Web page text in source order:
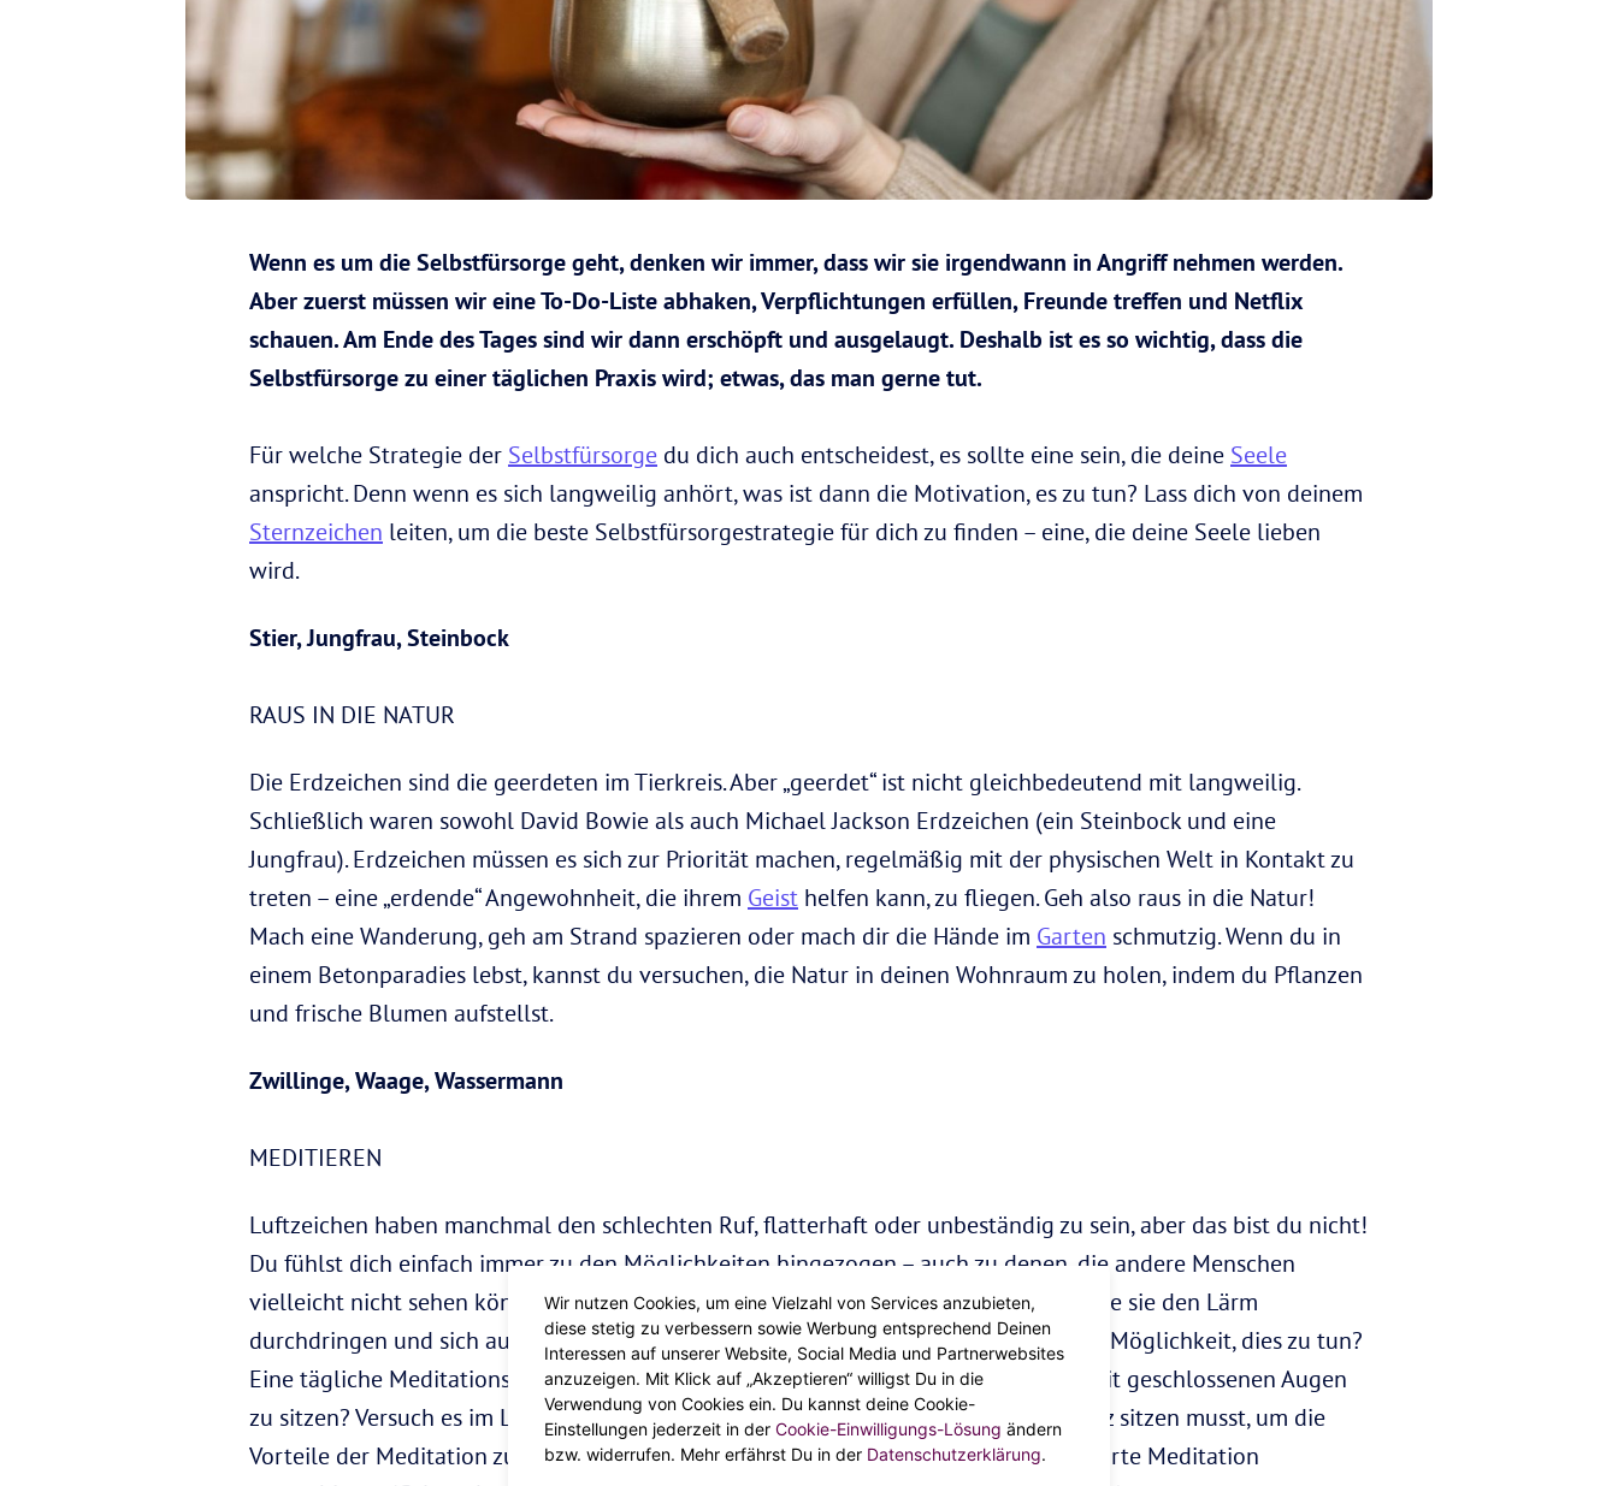
Wenn es um die Selbstfürsorge geht, denken wir immer, dass wir sie irgendwann in Angriff nehmen werden.
Aber zuerst müssen wir eine To-Do-Liste abhaken, Verpflichtungen erfüllen, Freunde treffen und Netflix
schauen. Am Ende des Tages sind wir dann erschöpft und ausgelaugt. Deshalb ist es so wichtig, dass die
Selbstfürsorge zu einer täglichen Praxis wird; etwas, das man gerne tut.
Für welche Strategie der Selbstfürsorge du dich auch entscheidest, es sollte eine sein, die deine Seele
anspricht. Denn wenn es sich langweilig anhört, was ist dann die Motivation, es zu tun? Lass dich von deinem
Sternzeichen leiten, um die beste Selbstfürsorgestrategie für dich zu finden – eine, die deine Seele lieben
wird.
Stier, Jungfrau, Steinbock
RAUS IN DIE NATUR
Die Erdzeichen sind die geerdeten im Tierkreis. Aber „geerdet“ ist nicht gleichbedeutend mit langweilig.
Schließlich waren sowohl David Bowie als auch Michael Jackson Erdzeichen (ein Steinbock und eine
Jungfrau). Erdzeichen müssen es sich zur Priorität machen, regelmäßig mit der physischen Welt in Kontakt zu
treten – eine „erdende“ Angewohnheit, die ihrem Geist helfen kann, zu fliegen. Geh also raus in die Natur!
Mach eine Wanderung, geh am Strand spazieren oder mach dir die Hände im Garten schmutzig. Wenn du in
einem Betonparadies lebst, kannst du versuchen, die Natur in deinen Wohnraum zu holen, indem du Pflanzen
und frische Blumen aufstellst.
Zwillinge, Waage, Wassermann
MEDITIEREN
Luftzeichen haben manchmal den schlechten Ruf, flatterhaft oder unbeständig zu sein, aber das bist du nicht!
Du fühlst dich einfach immer zu den Möglichkeiten hingezogen – auch zu denen, die andere Menschen
vielleicht nicht sehen können. Deshalb ist es für Luftzeichen so wichtig, zu lernen, wie sie den Lärm
durchdringen und sich auf ihre eigenen wahren Gedanken einstimmen können. Eine Möglichkeit, dies zu tun?
Eine tägliche Meditationspraxis. Fühlst du dich nicht wohl dabei, im Schneidersitz mit geschlossenen Augen
zu sitzen? Versuch es im Liegen – es gibt keine Regel, die besagt, dass du im Lotussitz sitzen musst, um die
Vorteile der Meditation zu genießen. Um sich zu konzentrieren, kannst du eine geführte Meditation
Wir nutzen Cookies, um eine Vielzahl von Services anzubieten,
diese stetig zu verbessern sowie Werbung entsprechend Deinen
Interessen auf unserer Website, Social Media und Partnerwebsites
anzuzeigen. Mit Klick auf „Akzeptieren“ willigst Du in die
Verwendung von Cookies ein. Du kannst deine Cookie-
Einstellungen jederzeit in der Cookie-Einwilligungs-Lösung ändern
bzw. widerrufen. Mehr erfährst Du in der Datenschutzerklärung.